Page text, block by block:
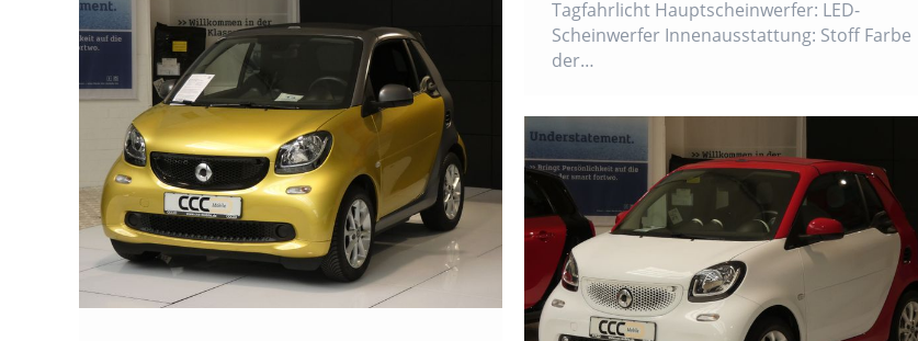
Tagfahrlicht Hauptscheinwerfer: LED-
Scheinwerfer Innenausstattung: Stoff Farbe
der…